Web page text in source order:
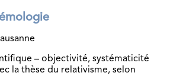
– objectivité, systématicité
la thèse du relativisme, selon